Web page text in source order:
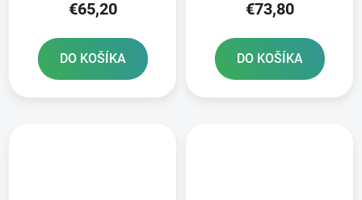
€65,20
DO KOŠÍKA
€73,80
DO KOŠÍKA